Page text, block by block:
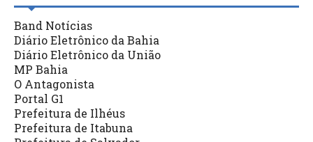
Band Notícias
Diário Eletrônico da Bahia
Diário Eletrônico da União
MP Bahia
O Antagonista
Portal G1
Prefeitura de Ilhéus
Prefeitura de Itabuna